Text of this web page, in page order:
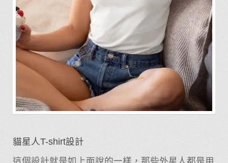
貓星人T-shirt設計
這個設計就是如上面說的一樣，那些外星人都是用